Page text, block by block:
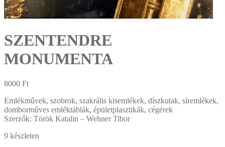
SZENTENDRE
MONUMENTA
8000 Ft
Emlékművek, szobrok, szakrális kisemlékek, díszkutak, síremlékek,
domborműves emléktáblák, épületplasztikák, cégérek
Szerzők: Török Katalin – Wehner Tibor
9 készleten